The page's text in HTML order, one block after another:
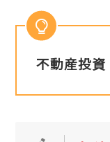
不動産投資